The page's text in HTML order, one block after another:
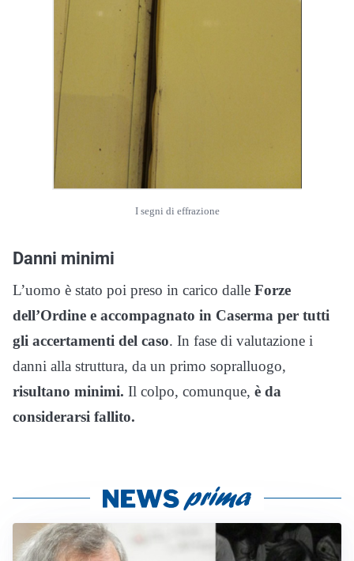
I segni di effrazione
Danni minimi
L’uomo è stato poi preso in carico dalle Forze
dell’Ordine e accompagnato in Caserma per tutti
gli accertamenti del caso. In fase di valutazione i
danni alla struttura, da un primo sopralluogo,
risultano minimi. Il colpo, comunque, è da
considerarsi fallito.